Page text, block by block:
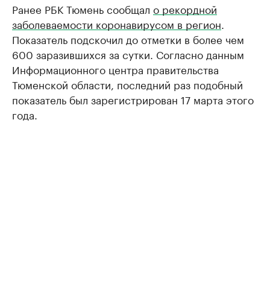
Ранее РБК Тюмень сообщал о рекордной
заболеваемости коронавирусом в регион
Показатель подскочил до отметки в более чем
600 заразившихся за сутки. Согласно данным
Информационного центра правительства
Тюменской области, последний раз подобный
показатель был зарегистрирован 17 марта этого
года.